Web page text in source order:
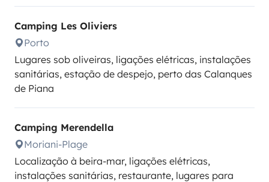
Camping Les Oliviers
Porto
Lugares sob oliveiras, ligações elétricas, instalações
sanitárias, estação de despejo, perto das Calanques
de Piana
Camping Merendella
Moriani-Plage
Localização à beira-mar, ligações elétricas,
instalações sanitárias, restaurante, lugares para